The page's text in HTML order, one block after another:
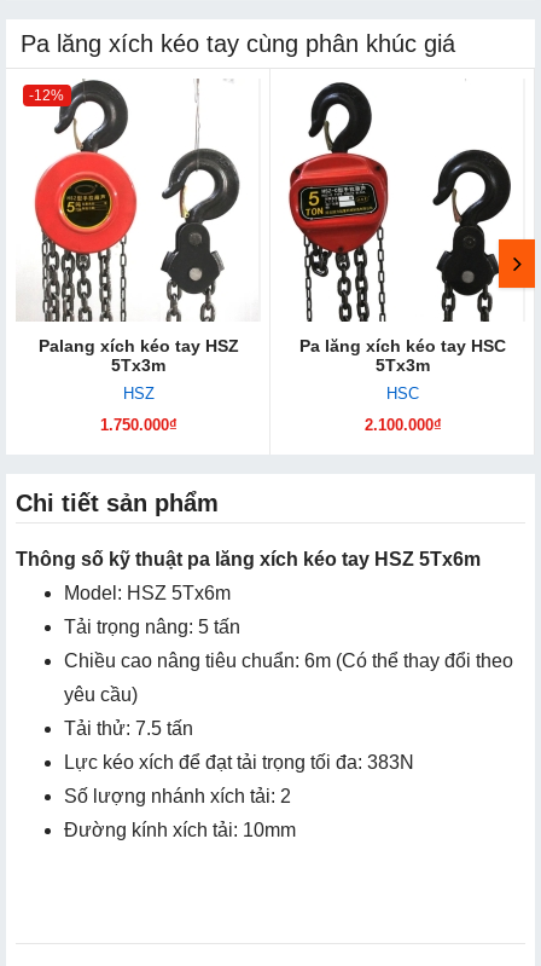
Pa lăng xích kéo tay cùng phân khúc giá
-12%
Palang xích kéo tay HSZ
5Tx3m
HSZ
1.750.000₫
Pa lăng xích kéo tay HSC
5Tx3m
HSC
2.100.000₫
Chi tiết sản phẩm
Thông số kỹ thuật pa lăng xích kéo tay HSZ 5Tx6m
Model: HSZ 5Tx6m
Tải trọng nâng: 5 tấn
Chiều cao nâng tiêu chuẩn: 6m (Có thể thay đổi theo
yêu cầu)
Tải thử: 7.5 tấn
Lực kéo xích để đạt tải trọng tối đa: 383N
Số lượng nhánh xích tải: 2
Đường kính xích tải: 10mm